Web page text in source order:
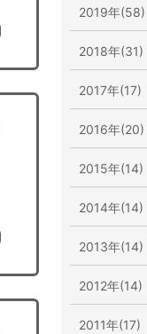
2019年(58)
2018年(31)
2017年(17)
2016年(20)
2015年(14)
2014年(14)
2013年(14)
2012年(14)
2011年(17)